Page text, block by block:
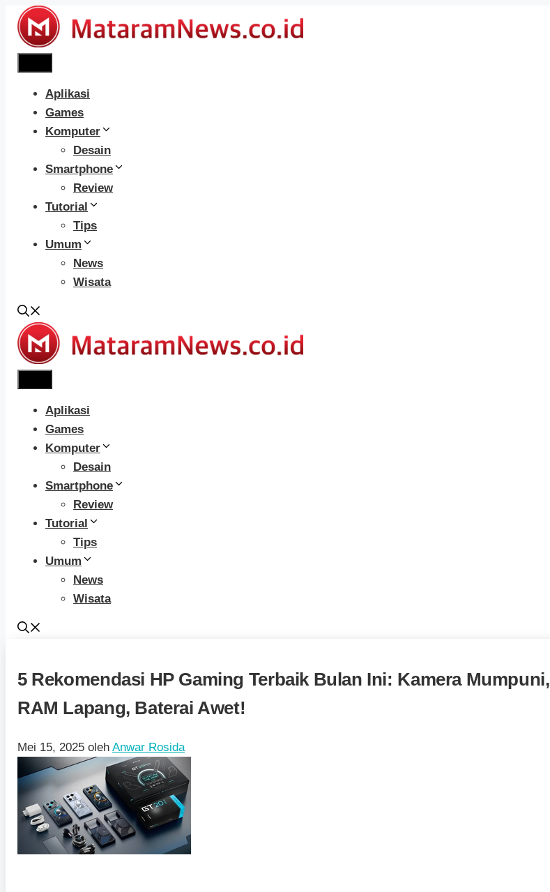
Langsung
Aplikasi
Games
Komputer
Desain
Smartphone
Review
Tutorial
Tips
Umum
News
Wisata
Aplikasi
Games
Komputer
Desain
Smartphone
Review
Tutorial
Tips
Umum
News
Wisata
5 Rekomendasi HP Gaming Terbaik Bulan Ini: Kamera Mumpuni,
RAM Lapang, Baterai Awet!
Mei 15, 2025 oleh Anwar Rosida